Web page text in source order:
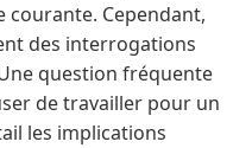
Cependant,
des interrogations
question fréquente
de travailler pour un
les implications